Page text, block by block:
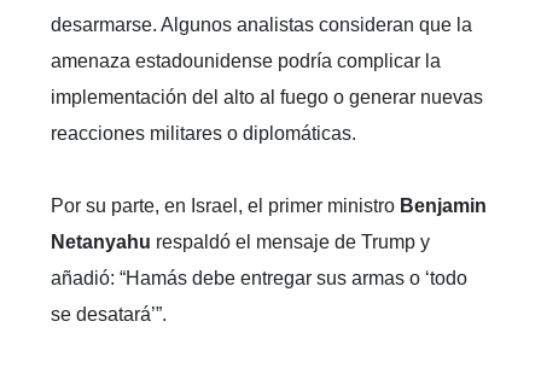
desarmarse. Algunos analistas consideran que la
amenaza estadounidense podría complicar la
implementación del alto al fuego o generar nuevas
reacciones militares o diplomáticas.
Por su parte, en Israel, el primer ministro Benjamin
Netanyahu respaldó el mensaje de Trump y
añadió: “Hamás debe entregar sus armas o ‘todo
se desatará’”.